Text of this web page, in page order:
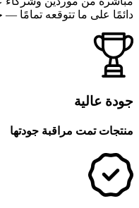
دائمًا على ما تتوقعه تمامًا
جودة عالية
منتجات تمت مراقبة جودتها